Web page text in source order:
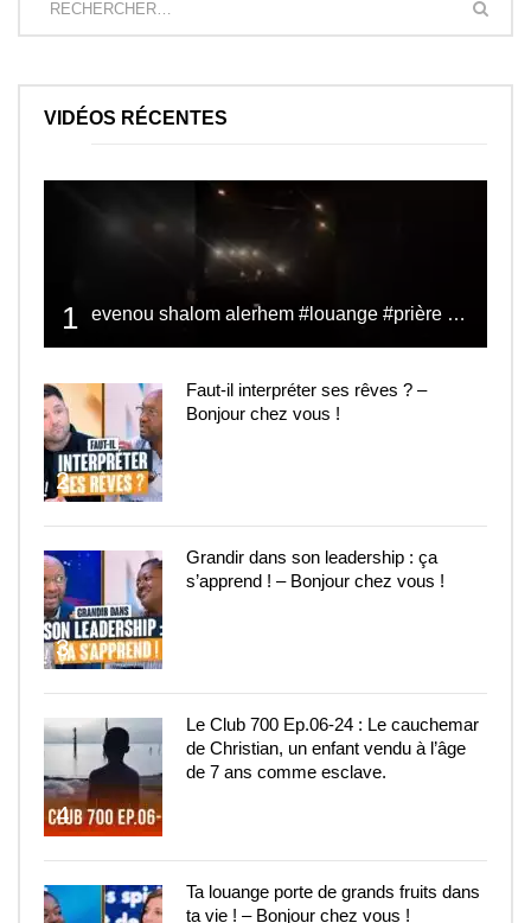
VIDÉOS RÉCENTES
1 evenou shalom alerhem #louange #prière #shalom
2
Faut-il interpréter ses rêves ? –
Bonjour chez vous !
3
Grandir dans son leadership : ça
s’apprend ! – Bonjour chez vous !
4
Le Club 700 Ep.06-24 : Le cauchemar
de Christian, un enfant vendu à l’âge
de 7 ans comme esclave.
Ta louange porte de grands fruits dans
ta vie ! – Bonjour chez vous !